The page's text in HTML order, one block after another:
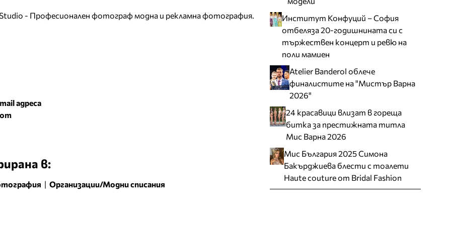
- Професионален фотограф модна и рекламна фотография.
адреса
в:
| Организации/Модни списания
Институт Конфуций – София
отбеляза 20-годишнината си с
тържествен концерт и ревю на
поли мамиен
Atelier Banderol облече
финалистите на "Мистър Варна
2026"
24 красавици влизат в гореща
битка за престижната титла
Мис Варна 2026
Мис България 2025 Симона
Бакърджиева блести с тоалети
Haute couture от Bridal Fashion